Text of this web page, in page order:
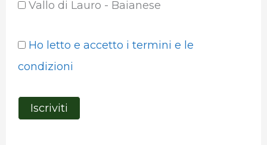
Vallo di Lauro - Baianese
Ho letto e accetto i termini e le
condizioni